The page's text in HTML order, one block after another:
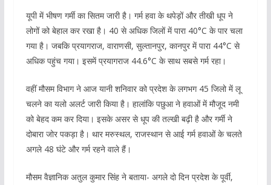
यूपी में भीषण गर्मी का सितम जारी है। गर्म हवा के थपेड़ों और तीखी धूप ने
लोगों को बेहाल कर रखा है। 40 से अधिक जिलों में पारा 40°C के पार चला
गया है। जबकि प्रयागराज, वाराणसी, सुल्तानपुर, कानपुर में पारा 44°C से
अधिक पहुंच गया। इसमें प्रयागराज 44.6°C के साथ सबसे गर्म रहा।
वहीं मौसम विभाग ने आज यानी शनिवार को प्रदेश के लगभग 45 जिलो में लू
चलने का यलो अलर्ट जारी किया है। हालांकि पछुआ ने हवाओं में मौजूद नमी
को बेहद कम कर दिया। इसके असर से धूप की तल्खी बढ़ी है और गर्मी ने
दोबारा जोर पकड़ा है। थार मरुस्थल, राजस्थान से आई गर्म हवाओं के चलते
अगले 48 घंटे और गर्म रहने वाले हैं।
मौसम वैज्ञानिक अतुल कुमार सिंह ने बताया- अगले दो दिन प्रदेश के पूर्वी,